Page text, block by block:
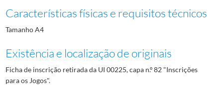
Características físicas e requisitos técnicos
Tamanho A4
Existência e localização de originais
Ficha de inscrição retirada da UI 00225, capa n.º 82 "Inscrições
para os Jogos".